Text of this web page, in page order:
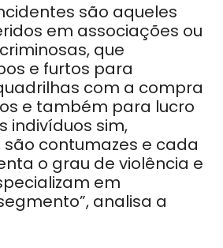
são aqueles
em associações ou
que
e furtos para
com a compra
e também para lucro
indivíduos sim,
contumazes e cada
o grau de violência e
em
analisa a